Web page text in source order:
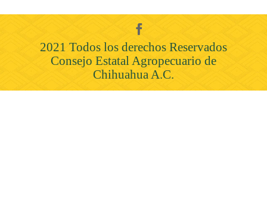
2021 Todos los derechos Reservados
Consejo Estatal Agropecuario de
Chihuahua A.C.